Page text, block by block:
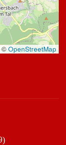
© OpenStreetMap